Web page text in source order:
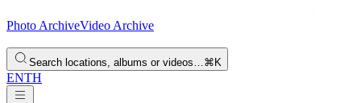
Photo ArchiveVideo Archive
Search locations, albums or videos…⌘K
ENTH